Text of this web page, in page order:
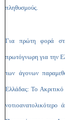
πληθυσμούς.
Για πρώτη φορά
πρωτόγνωρη για την
των άγονων
Ελλάδας: Το